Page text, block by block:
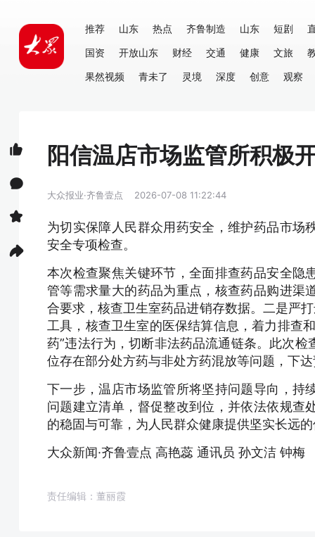
推荐 山东 热点 齐鲁制造 山东 短剧
国资
开放山东 财经 交通 健康 文旅
果然视频
青未了 灵境 深度 创意 观察
阳信温店市场监管所积极
大众报业·齐鲁壹点 2026-07-08 11:22:44
为切实保障人民群众用药安全，维护药品市场
安全专项检查。
本次检查聚焦关键环节，全面排查药品安全隐
管等需求量大的药品为重点，核查药品购进渠
合要求，核查卫生室药品进销存数据。二是严
工具，核查卫生室的医保结算信息，着力排查
药”违法行为，切断非法药品流通链条。此次
位存在部分处方药与非处方药混放等问题，下
下一步，温店市场监管所将坚持问题导向，持
问题建立清单，督促整改到位，并依法依规查
的稳固与可靠，为人民群众健康提供坚实长远
大众新闻·齐鲁壹点 高艳蕊 通讯员 孙文洁 钟梅
责任编辑：董丽霞